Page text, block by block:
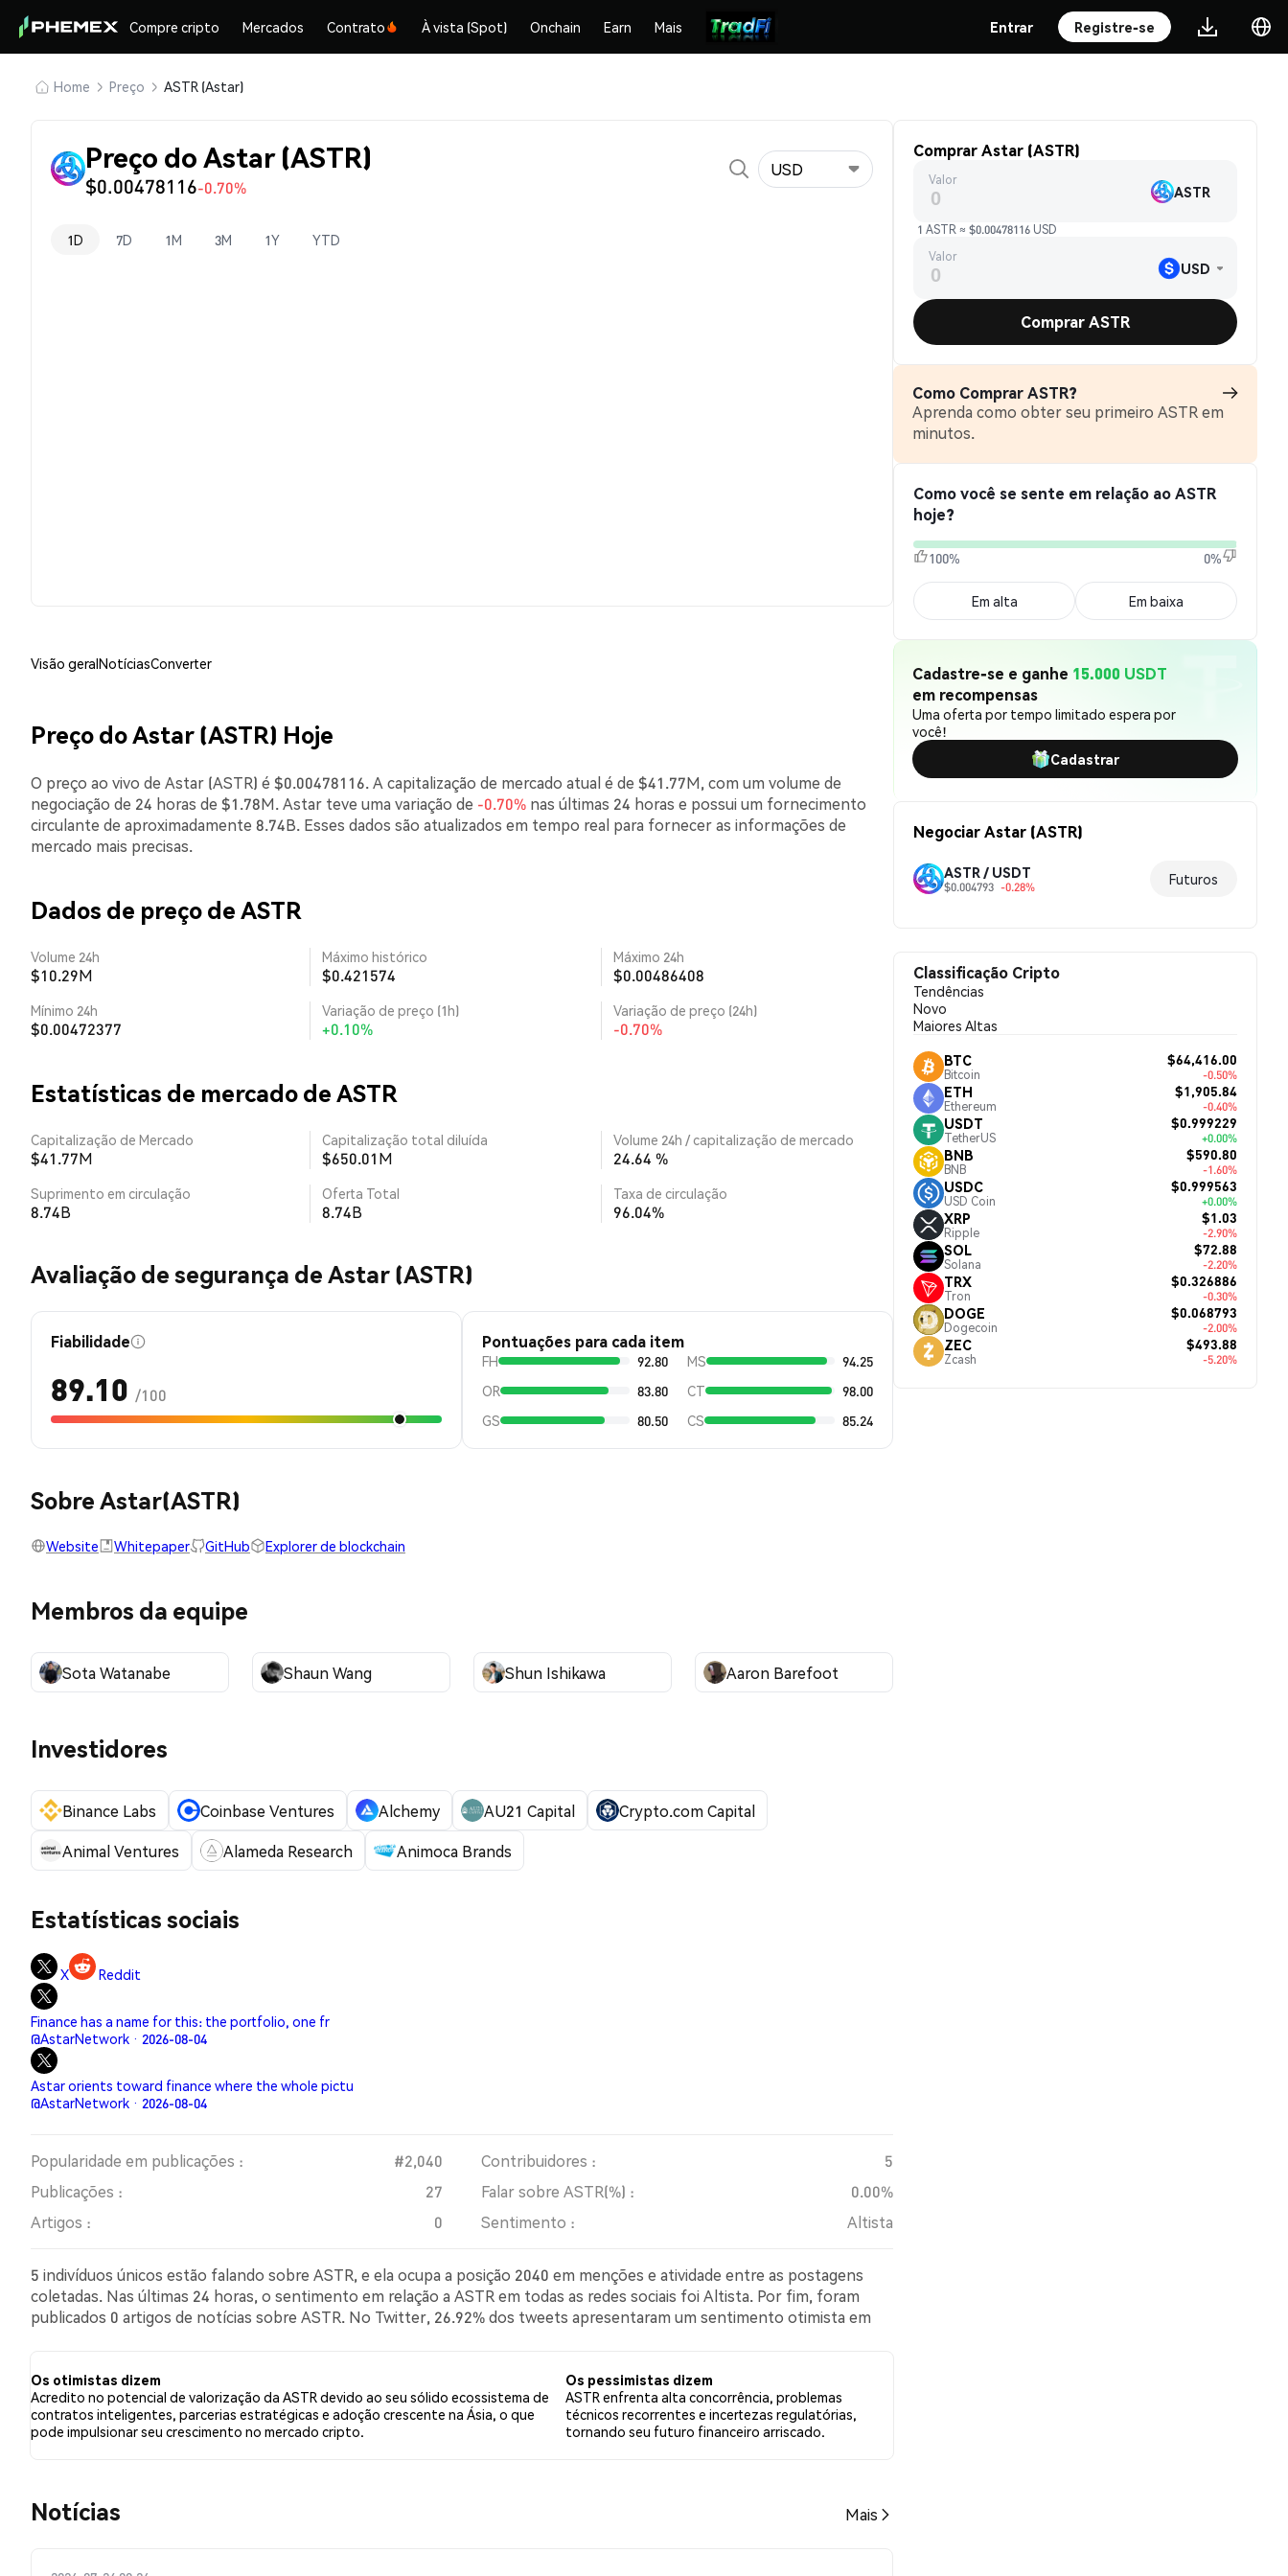
Compre cripto Mercados Contrato À vista (Spot) Onchain Earn Mais Entrar Registre-se
Home Preço ASTR (Astar)
Preço do Astar (ASTR)
$0.00478116-0.70%
USD
1D 7D 1M 3M 1Y YTD
Visão geralNotíciasConverter
Preço do Astar (ASTR) Hoje
O preço ao vivo de Astar (ASTR) é $0.00478116. A capitalização de mercado atual é de $41.77M, com um volume de
negociação de 24 horas de $1.78M. Astar teve uma variação de -0.70% nas últimas 24 horas e possui um fornecimento
circulante de aproximadamente 8.74B. Esses dados são atualizados em tempo real para fornecer as informações de
mercado mais precisas.
Dados de preço de ASTR
Volume 24h
$10.29M
Máximo histórico
$0.421574
Máximo 24h
$0.00486408
Mínimo 24h
$0.00472377
Variação de preço (1h)
+0.10%
Variação de preço (24h)
-0.70%
Estatísticas de mercado de ASTR
Capitalização de Mercado
$41.77M
Capitalização total diluída
$650.01M
Volume 24h / capitalização de mercado
24.64 %
Suprimento em circulação
8.74B
Oferta Total
8.74B
Taxa de circulação
96.04%
Avaliação de segurança de Astar (ASTR)
Fiabilidade
89.10 /100
Pontuações para cada item
FH 92.80 MS
94.25
OR
83.80 CT
98.00
GS
80.50 CS 85.24
Sobre Astar(ASTR)
Website Whitepaper GitHub Explorer de blockchain
Membros da equipe
Sota Watanabe Shaun Wang Shun Ishikawa Aaron Barefoot
Investidores
Binance Labs Coinbase Ventures Alchemy AU21 Capital
Crypto.com Capital
Animal Ventures
Alameda Research Animoca Brands
Estatísticas sociais
X Reddit
Finance has a name for this: the portfolio, one fr
@AstarNetwork · 2026-08-04
Astar orients toward finance where the whole pictu
@AstarNetwork · 2026-08-04
Popularidade em publicações : #2,040 Contribuidores :
5
Publicações :
27 Falar sobre ASTR(%) :
0.00%
Artigos :
0 Sentimento : Altista
5 indivíduos únicos estão falando sobre ASTR, e ela ocupa a posição 2040 em menções e atividade entre as postagens
coletadas. Nas últimas 24 horas, o sentimento em relação a ASTR em todas as redes sociais foi Altista. Por fim, foram
publicados 0 artigos de notícias sobre ASTR. No Twitter, 26.92% dos tweets apresentaram um sentimento otimista em
Os otimistas dizem
Acredito no potencial de valorização da ASTR devido ao seu sólido ecossistema de
contratos inteligentes, parcerias estratégicas e adoção crescente na Ásia, o que
pode impulsionar seu crescimento no mercado cripto.
Os pessimistas dizem
ASTR enfrenta alta concorrência, problemas
técnicos recorrentes e incertezas regulatórias,
tornando seu futuro financeiro arriscado.
​​Notícias​​ Mais
Comprar Astar (ASTR)
Valor
ASTR
1 ASTR ≈ $0.00478116 USD
Valor
USD
Comprar ASTR
Como Comprar ASTR?
Aprenda como obter seu primeiro ASTR em
minutos.
Como você se sente em relação ao ASTR
hoje?
100% 0%
Em alta Em baixa
Cadastre-se e ganhe 15.000 USDT
em recompensas
Uma oferta por tempo limitado espera por
você!
Cadastrar
Negociar Astar (ASTR)
ASTR / USDT
$0.004793 -0.28% Futuros
Classificação Cripto
Tendências
Novo
Maiores Altas
BTC
Bitcoin
$64,416.00
-0.50%
ETH
Ethereum
$1,905.84
-0.40%
USDT
TetherUS
$0.999229
+0.00%
BNB
BNB
$590.80
-1.60%
USDC
USD Coin
$0.999563
+0.00%
XRP
Ripple
$1.03
-2.90%
SOL
Solana
$72.88
-2.20%
TRX
Tron
$0.326886
-0.30%
DOGE
Dogecoin
$0.068793
-2.00%
ZEC
Zcash
$493.88
-5.20%